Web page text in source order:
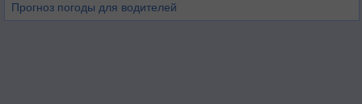
Прогноз погоды для водителей